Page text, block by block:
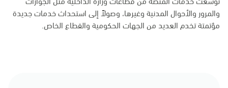
والمرور والأحوال المدنية وغيرها، وصولاً إلى استحداث خدمات جديدة
مؤتمتة تخدم العديد من الجهات الحكومية والقطاع الخاص.